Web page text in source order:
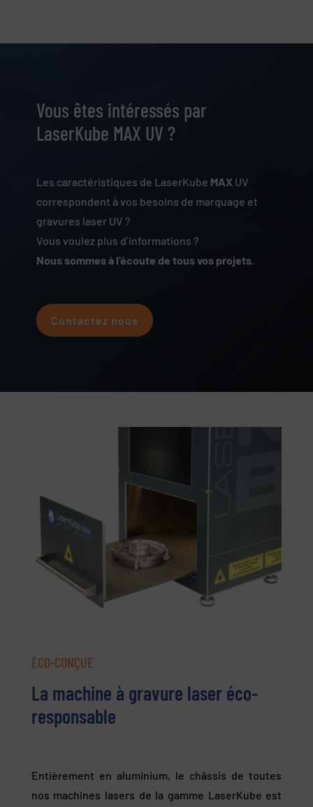
Vous êtes intéressés par
LaserKube MAX UV ?
Les caractéristiques de LaserKube MAXUV
correspondent à vos besoins de marquage et
gravures laser UV ?
Vous voulez plus d’informations ?
Nous sommes à l’écoute de tous vos projets.
Contactez nous
ÉCO-CONÇUE
La machine à gravure laser éco-
responsable
Entièrement en aluminium, le châssis de toutes
nos machines lasers de la gamme LaserKube est